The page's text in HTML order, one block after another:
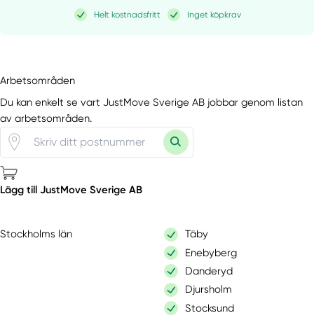
Helt kostnadsfritt Inget köpkrav
Arbetsområden
Du kan enkelt se vart JustMove Sverige AB jobbar genom listan
av arbetsområden.
Lägg till JustMove Sverige AB
Stockholms län
Täby
Enebyberg
Danderyd
Djursholm
Stocksund